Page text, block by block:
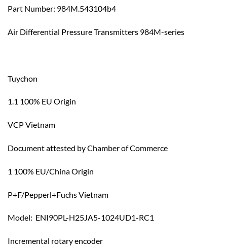
Part Number: 984M.543104b4
Air Differential Pressure Transmitters 984M-series
Tuychon
1.1 100% EU Origin
VCP Vietnam
Document attested by Chamber of Commerce
1 100% EU/China Origin
P+F/Pepperl+Fuchs Vietnam
Model: ENI90PL-H25JA5-1024UD1-RC1
Incremental rotary encoder